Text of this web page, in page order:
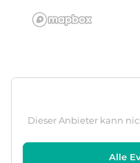
Dieser Anbieter kann
Alle